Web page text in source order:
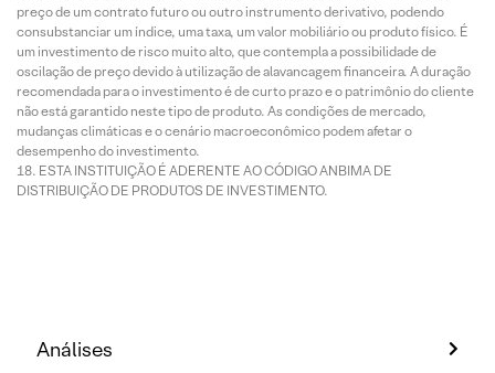
preço de um contrato futuro ou outro instrumento derivativo, podendo
consubstanciar um índice, uma taxa, um valor mobiliário ou produto físico. É
um investimento de risco muito alto, que contempla a possibilidade de
oscilação de preço devido à utilização de alavancagem financeira. A duração
recomendada para o investimento é de curto prazo e o patrimônio do cliente
não está garantido neste tipo de produto. As condições de mercado,
mudanças climáticas e o cenário macroeconômico podem afetar o
desempenho do investimento.
ESTA INSTITUIÇÃO É ADERENTE AO CÓDIGO ANBIMA DE
DISTRIBUIÇÃO DE PRODUTOS DE INVESTIMENTO.
Análises